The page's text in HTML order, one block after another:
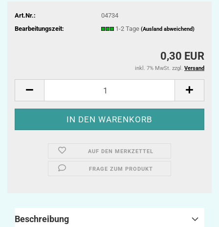
Art.Nr.:
04734
Bearbeitungszeit:
1-2 Tage (Ausland abweichend)
0,30 EUR
inkl. 7% MwSt. zzgl. Versand
AUF DEN MERKZETTEL
FRAGE ZUM PRODUKT
Beschreibung